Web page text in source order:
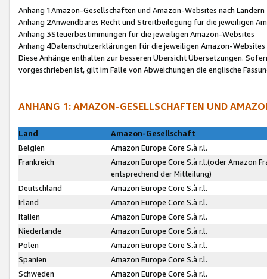
Anhang 1Amazon-Gesellschaften und Amazon-Websites nach Ländern
Anhang 2Anwendbares Recht und Streitbeilegung für die jeweiligen
Anhang 3Steuerbestimmungen für die jeweiligen Amazon-Websites
Anhang 4Datenschutzerklärungen für die jeweiligen Amazon-Websites
Diese Anhänge enthalten zur besseren Übersicht Übersetzungen.
vorgeschrieben ist, gilt im Falle von Abweichungen die englische
ANHANG 1: AMAZON-GESELLSCHAFTEN UND
Land
Amazon-Gesellschaft
Belgien
Amazon Europe Core S.à r.l.
Frankreich
Amazon Europe Core S.à r.l.(oder Amazon
entsprechend der Mitteilung)
Deutschland
Amazon Europe Core S.à r.l.
Irland
Amazon Europe Core S.à r.l.
Italien
Amazon Europe Core S.à r.l.
Niederlande
Amazon Europe Core S.à r.l.
Polen
Amazon Europe Core S.à r.l.
Spanien
Amazon Europe Core S.à r.l.
Schweden
Amazon Europe Core S.à r.l.